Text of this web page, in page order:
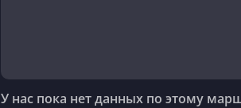
У нас пока нет данных по этому